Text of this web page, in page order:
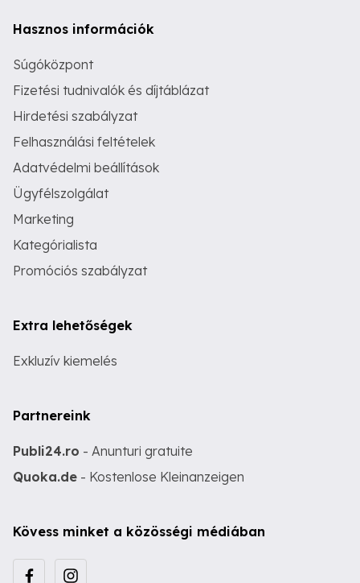
Hasznos információk
Súgóközpont
Fizetési tudnivalók és díjtáblázat
Hirdetési szabályzat
Felhasználási feltételek
Adatvédelmi beállítások
Ügyfélszolgálat
Marketing
Kategórialista
Promóciós szabályzat
Extra lehetőségek
Exkluzív kiemelés
Partnereink
Publi24.ro - Anunturi gratuite
Quoka.de - Kostenlose Kleinanzeigen
Kövess minket a közösségi médiában